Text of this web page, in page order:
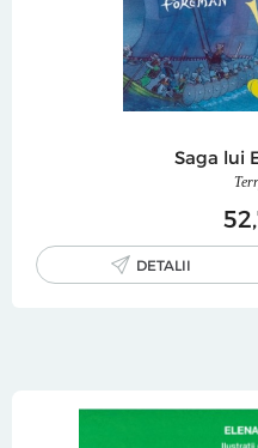
Saga lui
52
DETALII